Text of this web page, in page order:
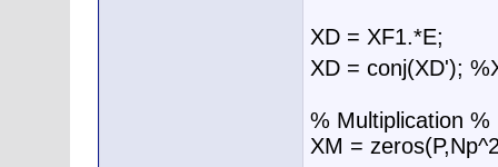
XD = XF1.*E;
XD = conj(XD');
% Multiplication %
XM =